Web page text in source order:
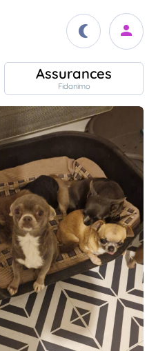
Assurances
Fidanimo